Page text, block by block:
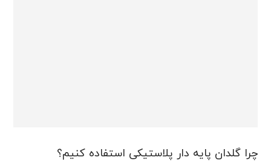
چرا گلدان پایه دار پلاستیکی استفاده کنیم؟